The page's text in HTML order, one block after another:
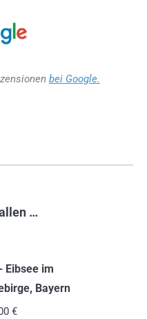
bei Google.
…
Eibsee im
Bayern
€